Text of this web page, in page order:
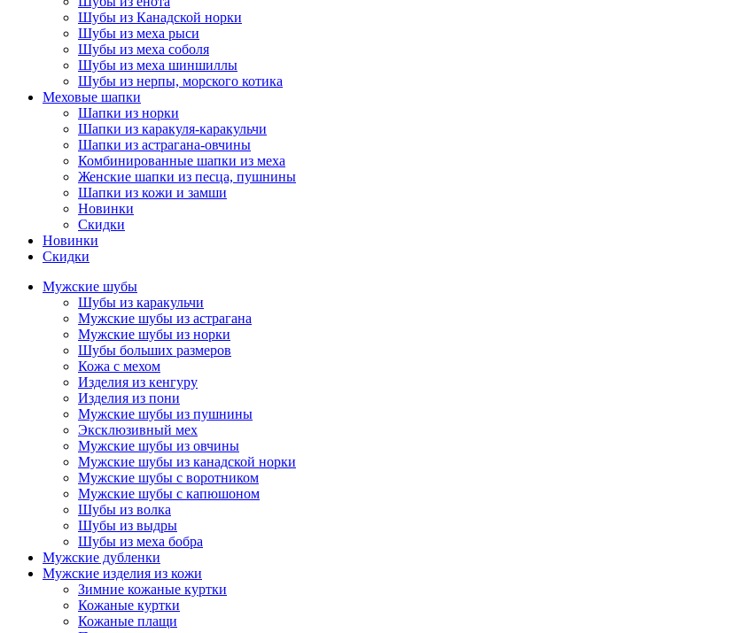
Шубы из Канадской норки
Шубы из меха рыси
Шубы из меха соболя
Шубы из меха шиншиллы
Шубы из нерпы, морского котика
Меховые шапки
Шапки из норки
Шапки из каракуля-каракульчи
Шапки из астрагана-овчины
Комбинированные шапки из меха
Женские шапки из песца, пушнины
Шапки из кожи и замши
Новинки
Скидки
Новинки
Скидки
Мужские шубы
Шубы из каракульчи
Мужские шубы из астрагана
Мужские шубы из норки
Шубы больших размеров
Кожа с мехом
Изделия из кенгуру
Изделия из пони
Мужские шубы из пушнины
Эксклюзивный мех
Мужские шубы из овчины
Мужские шубы из канадской норки
Мужские шубы с воротником
Мужские шубы с капюшоном
Шубы из волка
Шубы из выдры
Шубы из меха бобра
Мужские дубленки
Мужские изделия из кожи
Зимние кожаные куртки
Кожаные куртки
Кожаные плащи